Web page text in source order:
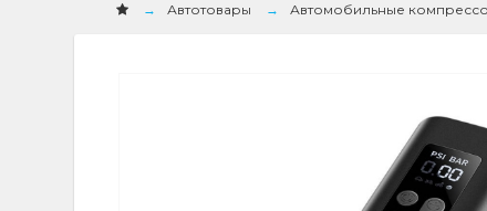
Автотовары Автомобильные